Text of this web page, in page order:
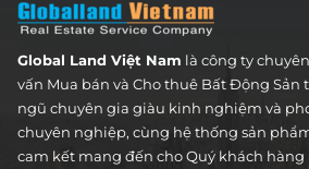
Global Land Việt Nam là công ty
vấn Mua bán và Cho thuê Bất Động Sản